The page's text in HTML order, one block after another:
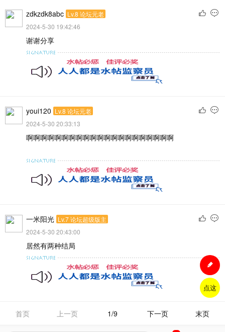
zdkzdk8abc Lv.8 论坛元老
2024-5-30 19:42:46
谢谢分享
youi120 Lv.8 论坛元老
2024-5-30 20:33:13
啊啊啊啊啊啊啊啊啊啊啊啊啊啊啊啊啊啊啊啊啊
一米阳光 Lv.7 论坛超级版主
2024-5-30 20:43:00
居然有两种结局
首页 上一页 1/9 下一页 末页
点这